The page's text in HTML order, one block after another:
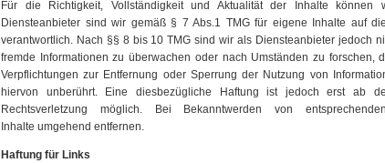
Für die Richtigkeit, Vollständigkeit und Aktualität der Inhalte können
Diensteanbieter sind wir gemäß § 7 Abs.1 TMG für eigene Inhalte auf
verantwortlich. Nach §§ 8 bis 10 TMG sind wir als Diensteanbieter jedoch
fremde Informationen zu überwachen oder nach Umständen zu forschen,
Verpflichtungen zur Entfernung oder Sperrung der Nutzung von
hiervon unberührt. Eine diesbezügliche Haftung ist jedoch erst ab
Rechtsverletzung möglich. Bei Bekanntwerden von
Inhalte umgehend entfernen.
Haftung für Links